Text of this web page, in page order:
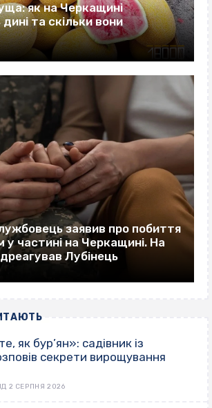
як на Черкащині
та скільки вони
заявив про побиття
у частині на Черкащині. На
Лубінець
як бур’ян»: садівник із
секрети вирощування
2 СЕРПНЯ 2026